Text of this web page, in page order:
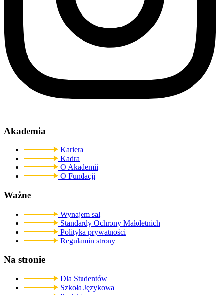
Akademia
Kariera
Kadra
O Akademii
O Fundacji
Ważne
Wynajem sal
Standardy Ochrony Małoletnich
Polityka prywatności
Regulamin strony
Na stronie
Dla Studentów
Szkoła Językowa